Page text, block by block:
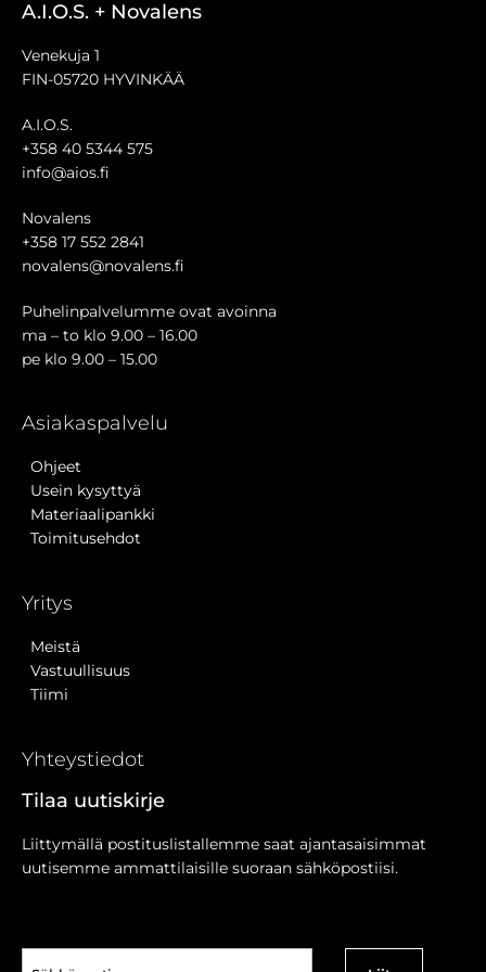
A.I.O.S. + Novalens
Venekuja 1
FIN-05720 HYVINKÄÄ
A.I.O.S.
+358 40 5344 575
info@aios.fi
Novalens
+358 17 552 2841
novalens@novalens.fi
Puhelinpalvelumme ovat avoinna
ma – to klo 9.00 – 16.00
pe klo 9.00 – 15.00
Asiakaspalvelu
Ohjeet
Usein kysyttyä
Materiaalipankki
Toimitusehdot
Yritys
Meistä
Vastuullisuus
Tiimi
Yhteystiedot
Tilaa uutiskirje
Liittymällä postituslistallemme saat ajantasaisimmat
uutisemme ammattilaisille suoraan sähköpostiisi.